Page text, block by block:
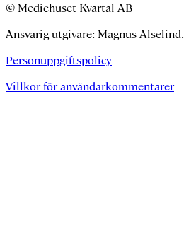
© Mediehuset Kvartal AB
Ansvarig utgivare: Magnus Alselind.
Personuppgiftspolicy
Villkor för användarkommentarer